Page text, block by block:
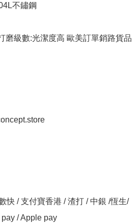
不鏽鋼
磨級數:光潔度高 歐美訂單銷路貨品
快 / 支付寶香港 / 渣打 / 中銀 /恆生/
/ Apple pay